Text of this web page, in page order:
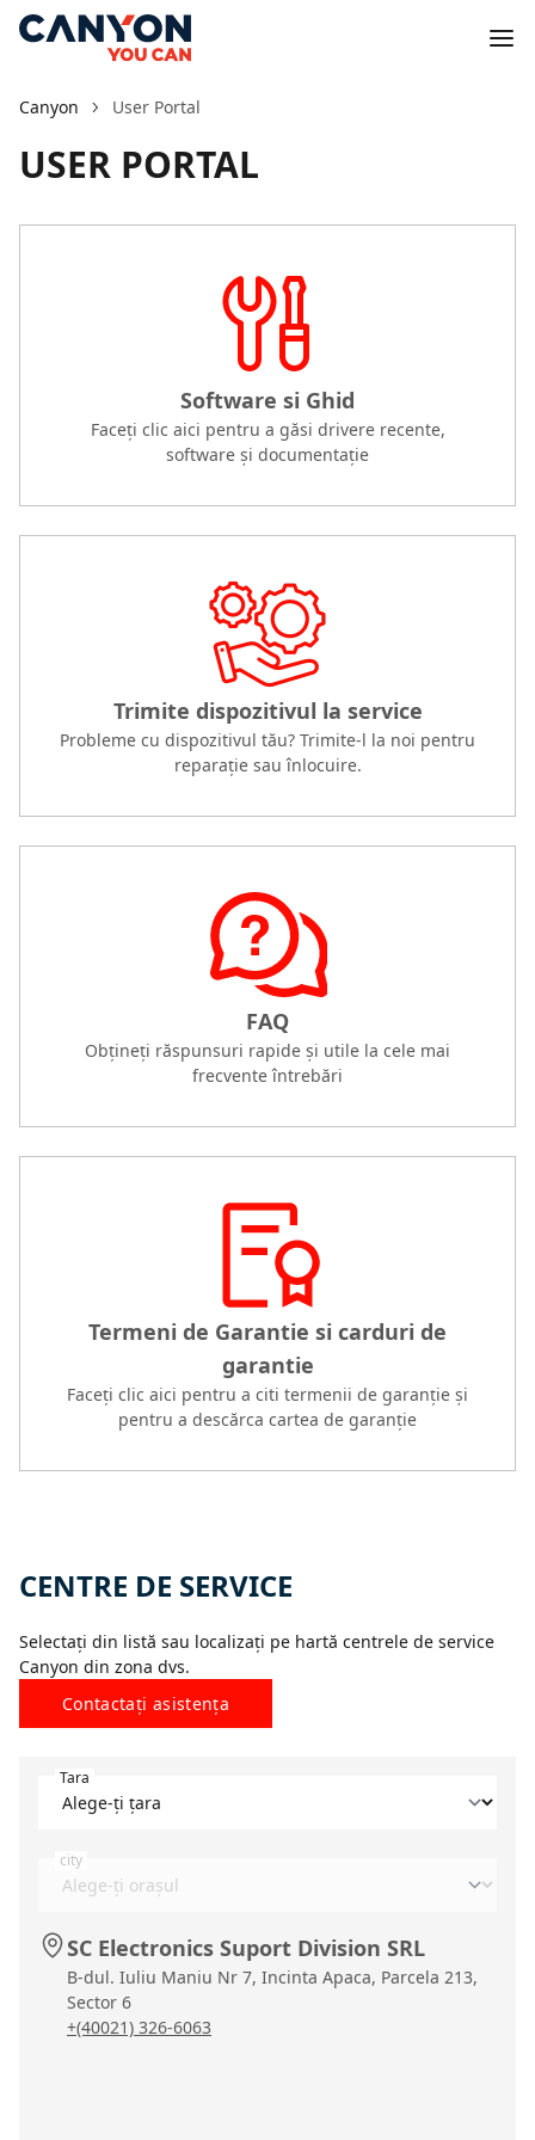
Canyon User Portal
USER PORTAL
Software si Ghid
Faceți clic aici pentru a găsi drivere recente,
software și documentație
Trimite dispozitivul la service
Probleme cu dispozitivul tău? Trimite-l la noi pentru
reparație sau înlocuire.
FAQ
Obțineți răspunsuri rapide și utile la cele mai
frecvente întrebări
Termeni de Garantie si carduri de
garantie
Faceți clic aici pentru a citi termenii de garanție și
pentru a descărca cartea de garanție
CENTRE DE SERVICE
Selectați din listă sau localizați pe hartă centrele de service
Сanyon din zona dvs.
Contactați asistența
Tara
city
SC Electronics Suport Division SRL
B-dul. Iuliu Maniu Nr 7, Incinta Apaca, Parcela 213,
Sector 6
+(40021) 326-6063